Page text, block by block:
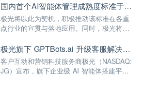
国内首个AI智能体管理成熟度标准于WAIC发布，极光参编
极光将以此为契机，积极推动该标准在各重
点行业的宣贯与落地应用。同时，极光将继
融入自身的产品与服务中，赋能更多企业实
现智能化转型，为我国人工智能产业规模
化、高端化发展注入强劲动能！
极光旗下 GPTBots.ai 升级客服解决方案：Audio Agent 打通企业通信线路，LINE 客服插件 2.0 同步上线
客户互动和营销科技服务商极光（NASDAQ:
JG）宣布，旗下企业级 AI 智能体搭建平台